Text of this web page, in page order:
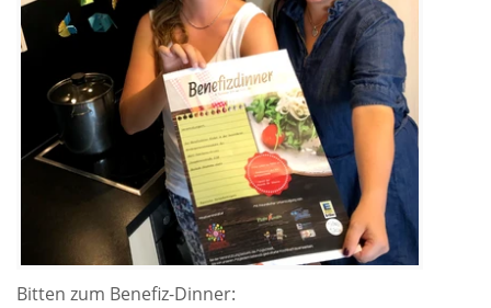
Bitten zum Benefiz-Dinner: